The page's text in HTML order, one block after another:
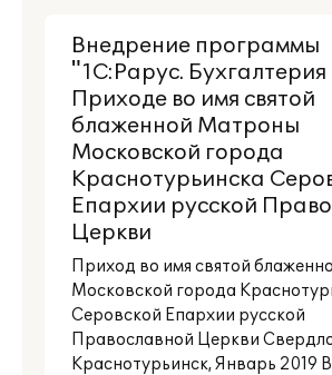
Внедрение программы
"1С:Рарус. Бухгалтерия
Приходе во имя святой
блаженной Матроны
Московской города
Краснотурьинска
Епархии русской
Церкви
Приход во имя святой
Московской города
Серовской Епархии русской
Православной Церкви
Краснотурьинск, Январь 2019